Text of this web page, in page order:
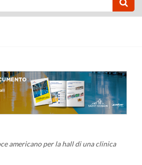
americano per la hall di una clinica